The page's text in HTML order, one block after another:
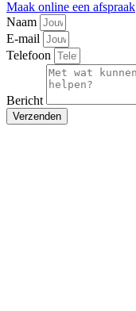
Maak online een afspraak
Naam
E-mail
Telefoon
Bericht
Verzenden